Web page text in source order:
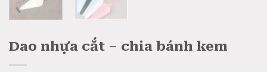
Dao nhựa cắt – chia bánh kem